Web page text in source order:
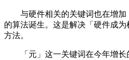
与硬件相关的关键词也在增加
的算法诞生。这是解决「硬件成
方法。
「元」这一关键词在今年增长